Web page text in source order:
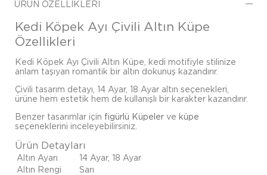
ÜRÜN ÖZELLIKLERI
Kedi Köpek Ayı Çivili Altın Küpe
Özellikleri
Kedi Köpek Ayı Çivili Altın Küpe, kedi motifiyle stilinize
anlam taşıyan romantik bir altın dokunuş kazandırır.
Çivili tasarım detayı, 14 Ayar, 18 Ayar altın seçenekleri,
ürüne hem estetik hem de kullanışlı bir karakter kazandırır.
Benzer tasarımlar için figürlü Küpeler ve küpe
seçeneklerini inceleyebilirsiniz.
Ürün Detayları
Altın Ayarı
14 Ayar, 18 Ayar
Altın Rengi
Sarı